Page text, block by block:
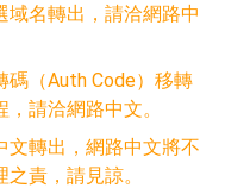
域名轉出，請洽網路中
碼（Auth Code）移轉
請洽網路中文。
文轉出，網路中文將不
責，請見諒。